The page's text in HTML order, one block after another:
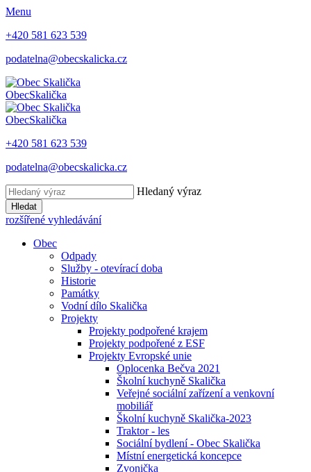
Menu
+420 581 623 539
podatelna@obecskalicka.cz
ObecSkalička
ObecSkalička
+420 581 623 539
podatelna@obecskalicka.cz
Hledaný výraz
Hledat
rozšířené vyhledávání
Obec
Odpady
Služby - otevírací doba
Historie
Památky
Vodní dílo Skalička
Projekty
Projekty podpořené krajem
Projekty podpořené z ESF
Projekty Evropské unie
Oplocenka Bečva 2021
Školní kuchyně Skalička
Veřejné sociální zařízení a venkovní
mobiliář
Školní kuchyně Skalička-2023
Traktor - les
Sociální bydlení - Obec Skalička
Místní energetická koncepce
Zvonička